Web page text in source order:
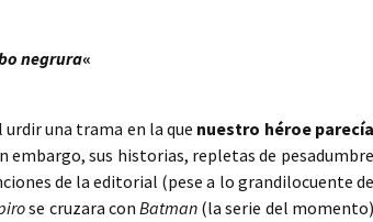
negrura«
una trama en la que nuestro héroe parecía
embargo, sus historias, repletas de pesadumbre
de la editorial (pese a lo grandilocuente de
se cruzara con Batman (la serie del momento)